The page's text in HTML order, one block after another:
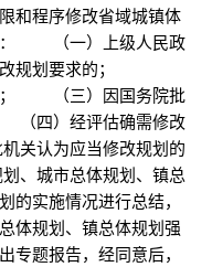
和程序修改省域城镇体
： （一）上级人民政
改规划要求的；
； （三）因国务院批
四）经评估确需修改
认为应当修改规划的
城市总体规划、镇总
的实施情况进行总结，
体规划、镇总体规划强
专题报告，经同意后，